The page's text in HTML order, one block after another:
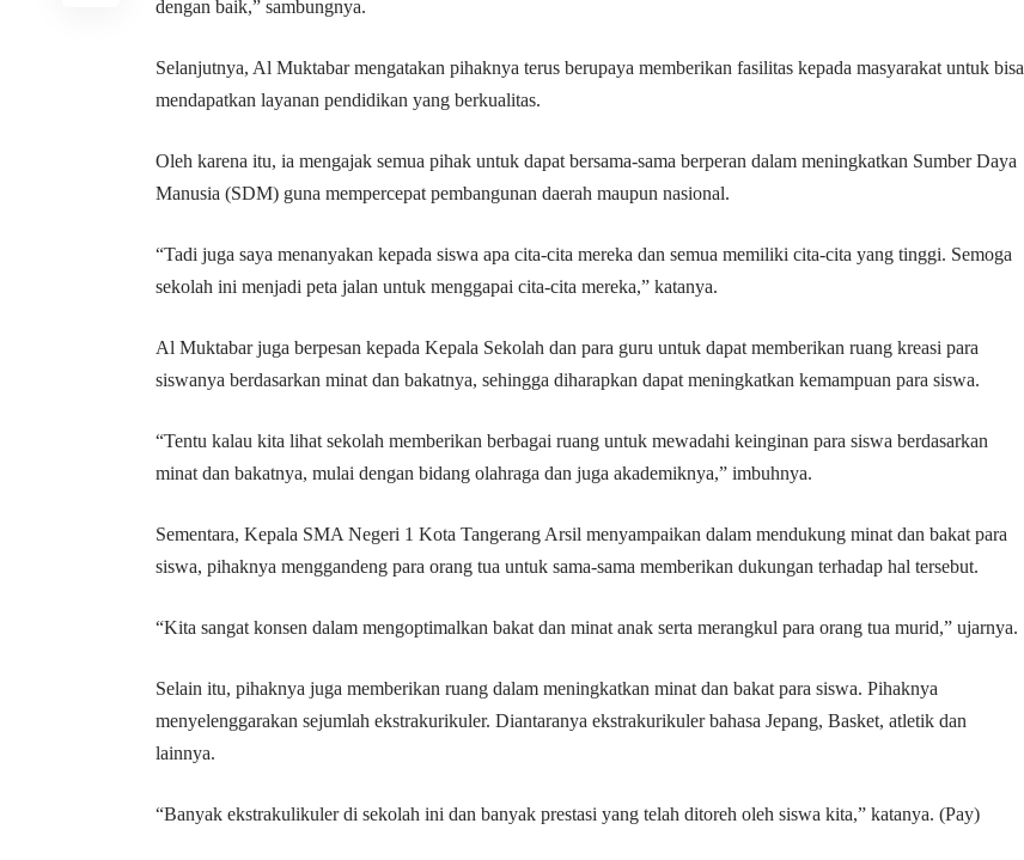
dengan baik,” sambungnya.
Selanjutnya, Al Muktabar mengatakan pihaknya terus berupaya memberikan fasilitas kepada masyarakat untuk bisa
mendapatkan layanan pendidikan yang berkualitas.
Oleh karena itu, ia mengajak semua pihak untuk dapat bersama-sama berperan dalam meningkatkan Sumber Daya
Manusia (SDM) guna mempercepat pembangunan daerah maupun nasional.
“Tadi juga saya menanyakan kepada siswa apa cita-cita mereka dan semua memiliki cita-cita yang tinggi. Semoga
sekolah ini menjadi peta jalan untuk menggapai cita-cita mereka,” katanya.
Al Muktabar juga berpesan kepada Kepala Sekolah dan para guru untuk dapat memberikan ruang kreasi para
siswanya berdasarkan minat dan bakatnya, sehingga diharapkan dapat meningkatkan kemampuan para siswa.
“Tentu kalau kita lihat sekolah memberikan berbagai ruang untuk mewadahi keinginan para siswa berdasarkan
minat dan bakatnya, mulai dengan bidang olahraga dan juga akademiknya,” imbuhnya.
Sementara, Kepala SMA Negeri 1 Kota Tangerang Arsil menyampaikan dalam mendukung minat dan bakat para
siswa, pihaknya menggandeng para orang tua untuk sama-sama memberikan dukungan terhadap hal tersebut.
“Kita sangat konsen dalam mengoptimalkan bakat dan minat anak serta merangkul para orang tua murid,” ujarnya.
Selain itu, pihaknya juga memberikan ruang dalam meningkatkan minat dan bakat para siswa. Pihaknya
menyelenggarakan sejumlah ekstrakurikuler. Diantaranya ekstrakurikuler bahasa Jepang, Basket, atletik dan
lainnya.
“Banyak ekstrakulikuler di sekolah ini dan banyak prestasi yang telah ditoreh oleh siswa kita,” katanya. (Pay)